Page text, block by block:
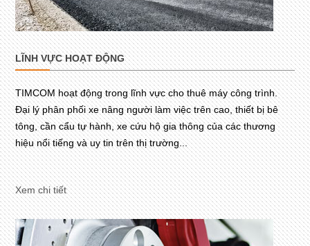
LĨNH VỰC HOẠT ĐỘNG
TIMCOM hoạt động trong lĩnh vực cho thuê máy công trình.
Đại lý phân phối xe nâng người làm việc trên cao, thiết bị bê
tông, cần cẩu tự hành, xe cứu hộ gia thông của các thương
hiệu nổi tiếng và uy tin trên thị trường...
Xem chi tiết